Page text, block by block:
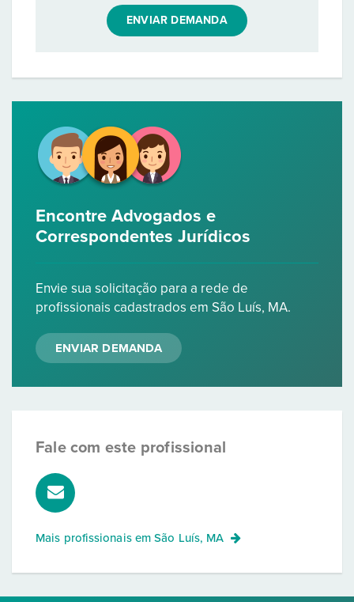
ENVIAR DEMANDA
Encontre Advogados e
Correspondentes Jurídicos
Envie sua solicitação para a rede de
profissionais cadastrados em São Luís, MA.
ENVIAR DEMANDA
Fale com este profissional
Mais profissionais emSão Luís, MA